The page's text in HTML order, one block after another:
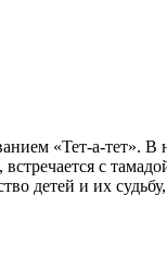
«Тет-а-тет».
с
детей и их судьбу,